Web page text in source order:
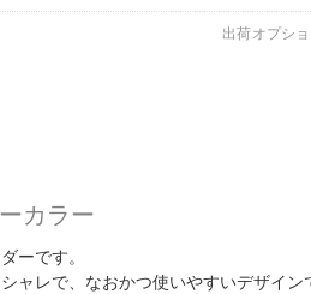
出荷オプシ
カラー
ーです。
ャレで、なおかつ使いやすいデザイン